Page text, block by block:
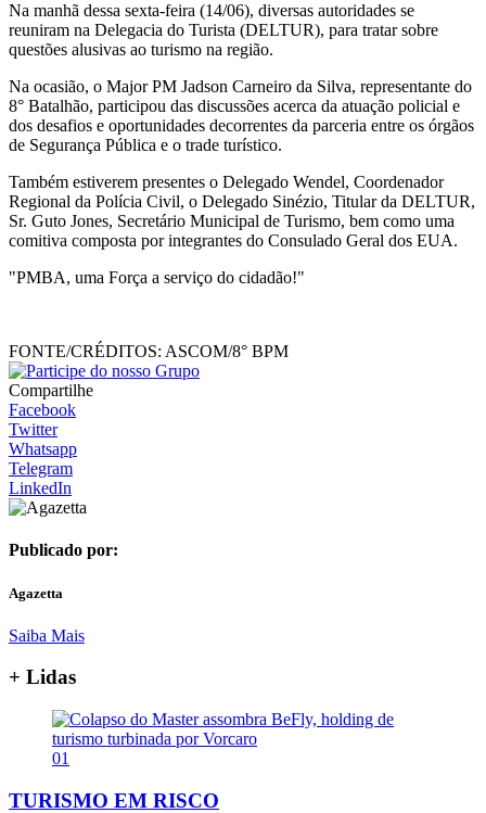
Na manhã dessa sexta-feira (14/06), diversas autoridades se
reuniram na Delegacia do Turista (DELTUR), para tratar sobre
questões alusivas ao turismo na região.
Na ocasião, o Major PM Jadson Carneiro da Silva, representante do
8° Batalhão, participou das discussões acerca da atuação policial e
dos desafios e oportunidades decorrentes da parceria entre os órgãos
de Segurança Pública e o trade turístico.
Também estiverem presentes o Delegado Wendel, Coordenador
Regional da Polícia Civil, o Delegado Sinézio, Titular da DELTUR,
Sr. Guto Jones, Secretário Municipal de Turismo, bem como uma
comitiva composta por integrantes do Consulado Geral dos EUA.
"PMBA, uma Força a serviço do cidadão!"
FONTE/CRÉDITOS: ASCOM/8° BPM
Compartilhe
Facebook
Twitter
Whatsapp
Telegram
LinkedIn
Publicado por:
Agazetta
Saiba Mais
+ Lidas
01
TURISMO EM RISCO